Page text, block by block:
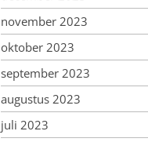
november 2023
oktober 2023
september 2023
augustus 2023
juli 2023